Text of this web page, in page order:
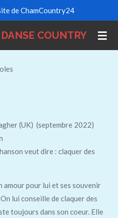
COUNTRY
de ChamCountry24
(UK) (septembre 2022)
veut dire : claquer des
amour pour lui et ses souvenir
lui conseille de claquer des
toujours dans son coeur. Elle